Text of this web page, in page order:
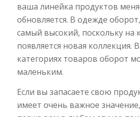
ваша линейка продуктов
обновляется. В одежде
самый высокий, поскольку на
появляется новая коллекция.
категориях товаров оборот
маленьким.
Если вы запасаете свою
имеет очень важное